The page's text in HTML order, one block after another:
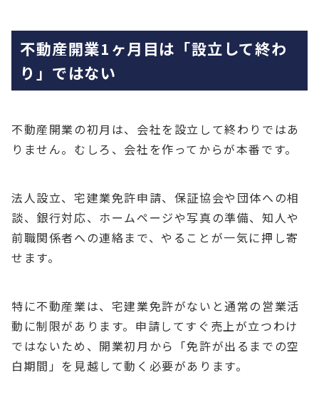
不動産開業1ヶ月目は「設立して終わ
り」ではない
不動産開業の初月は、会社を設立して終わりではあ
りません。むしろ、会社を作ってからが本番です。
法人設立、宅建業免許申請、保証協会や団体への相
談、銀行対応、ホームページや写真の準備、知人や
前職関係者への連絡まで、やることが一気に押し寄
せます。
特に不動産業は、宅建業免許がないと通常の営業活
動に制限があります。申請してすぐ売上が立つわけ
ではないため、開業初月から「免許が出るまでの空
白期間」を見越して動く必要があります。